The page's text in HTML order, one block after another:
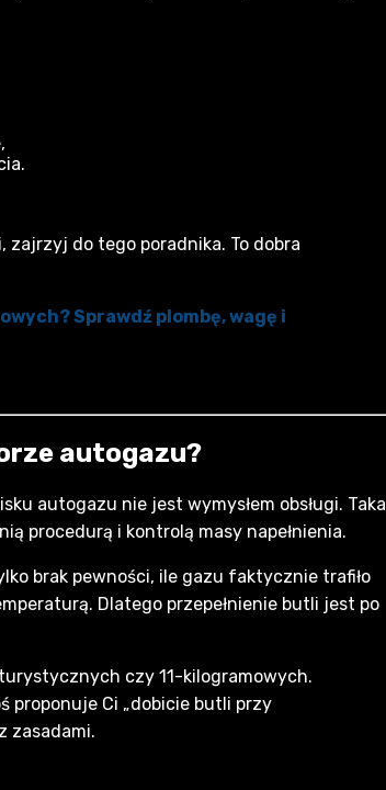
do tego poradnika. To dobra
Sprawdź plombę, wagę i
autogazu?
autogazu nie jest wymysłem obsługi. Taka
procedurą i kontrolą masy napełnienia.
brak pewności, ile gazu faktycznie trafiło
Dlatego przepełnienie butli jest po
czy 11-kilogramowych.
proponuje Ci „dobicie butli przy
zasadami.